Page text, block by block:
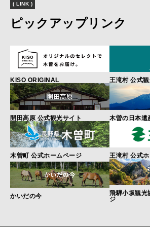
( LINK )
ピックアップリンク
KISO ORIGINAL 王滝村 公式観
開田高原 公式観光サイト 木曽の日本遺
木曽町 公式ホームページ 王滝村 公式
かいだの今
飛騨小坂観光
ジ